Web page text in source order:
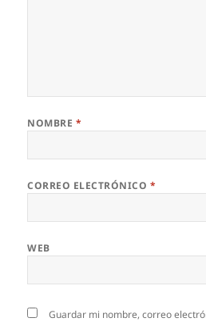
NOMBRE *
CORREO ELECTRÓNICO *
WEB
Guardar mi nombre, correo